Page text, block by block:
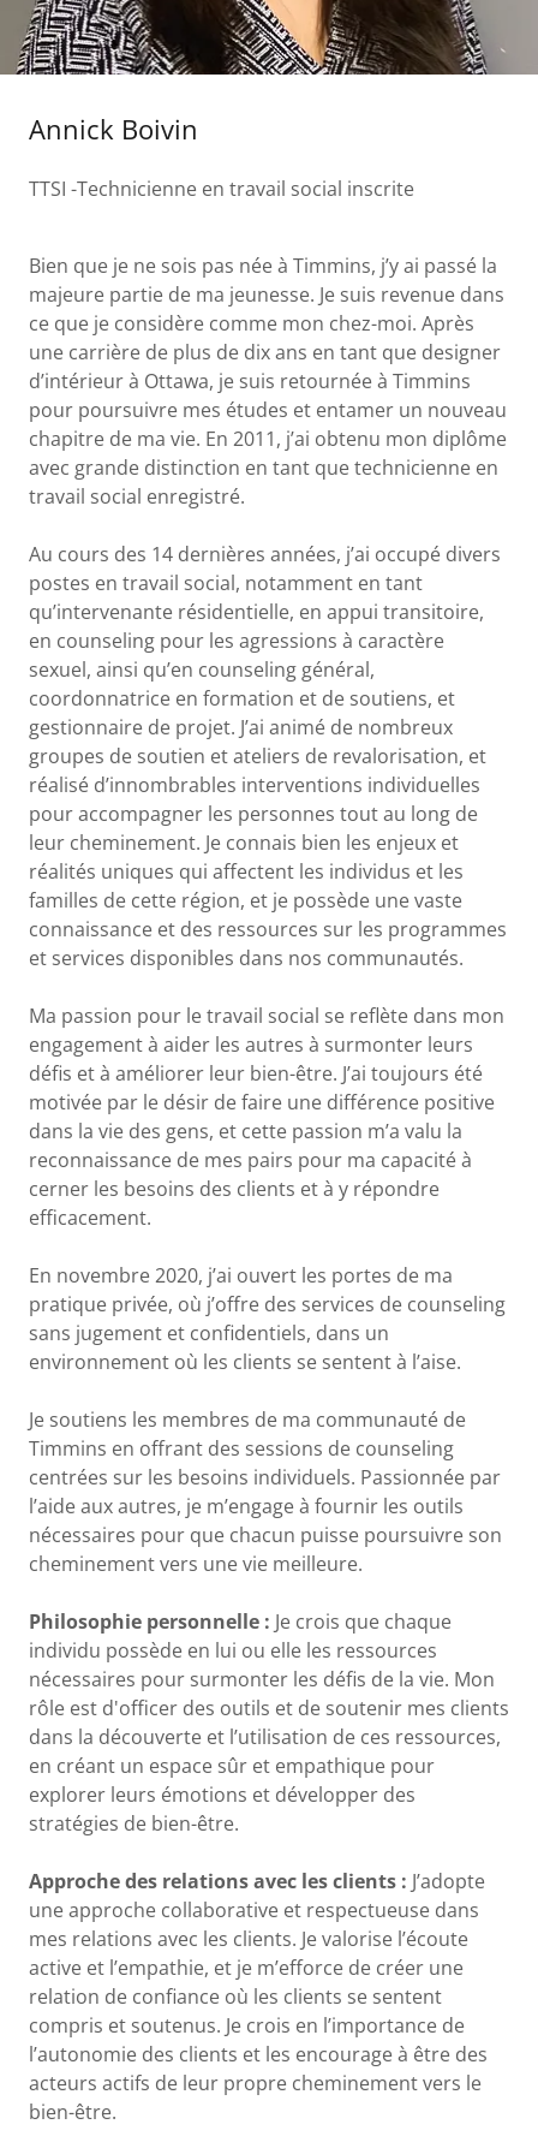
Annick Boivin
TTSI -Technicienne en travail social inscrite
Bien que je ne sois pas née à Timmins, j’y ai passé la
majeure partie de ma jeunesse. Je suis revenue dans
ce que je considère comme mon chez-moi. Après
une carrière de plus de dix ans en tant que designer
d’intérieur à Ottawa, je suis retournée à Timmins
pour poursuivre mes études et entamer un nouveau
chapitre de ma vie. En 2011, j’ai obtenu mon diplôme
avec grande distinction en tant que technicienne en
travail social enregistré.
Au cours des 14 dernières années, j’ai occupé divers
postes en travail social, notamment en tant
qu’intervenante résidentielle, en appui transitoire,
en counseling pour les agressions à caractère
sexuel, ainsi qu’en counseling général,
coordonnatrice en formation et de soutiens, et
gestionnaire de projet. J’ai animé de nombreux
groupes de soutien et ateliers de revalorisation, et
réalisé d’innombrables interventions individuelles
pour accompagner les personnes tout au long de
leur cheminement. Je connais bien les enjeux et
réalités uniques qui affectent les individus et les
familles de cette région, et je possède une vaste
connaissance et des ressources sur les programmes
et services disponibles dans nos communautés.
Ma passion pour le travail social se reflète dans mon
engagement à aider les autres à surmonter leurs
défis et à améliorer leur bien-être. J’ai toujours été
motivée par le désir de faire une différence positive
dans la vie des gens, et cette passion m’a valu la
reconnaissance de mes pairs pour ma capacité à
cerner les besoins des clients et à y répondre
efficacement.
En novembre 2020, j’ai ouvert les portes de ma
pratique privée, où j’offre des services de counseling
sans jugement et confidentiels, dans un
environnement où les clients se sentent à l’aise.
Je soutiens les membres de ma communauté de
Timmins en offrant des sessions de counseling
centrées sur les besoins individuels. Passionnée par
l’aide aux autres, je m’engage à fournir les outils
nécessaires pour que chacun puisse poursuivre son
cheminement vers une vie meilleure.
Philosophie personnelle : Je crois que chaque
individu possède en lui ou elle les ressources
nécessaires pour surmonter les défis de la vie. Mon
rôle est d'officer des outils et de soutenir mes clients
dans la découverte et l’utilisation de ces ressources,
en créant un espace sûr et empathique pour
explorer leurs émotions et développer des
stratégies de bien-être.
Approche des relations avec les clients : J’adopte
une approche collaborative et respectueuse dans
mes relations avec les clients. Je valorise l’écoute
active et l’empathie, et je m’efforce de créer une
relation de confiance où les clients se sentent
compris et soutenus. Je crois en l’importance de
l’autonomie des clients et les encourage à être des
acteurs actifs de leur propre cheminement vers le
bien-être.